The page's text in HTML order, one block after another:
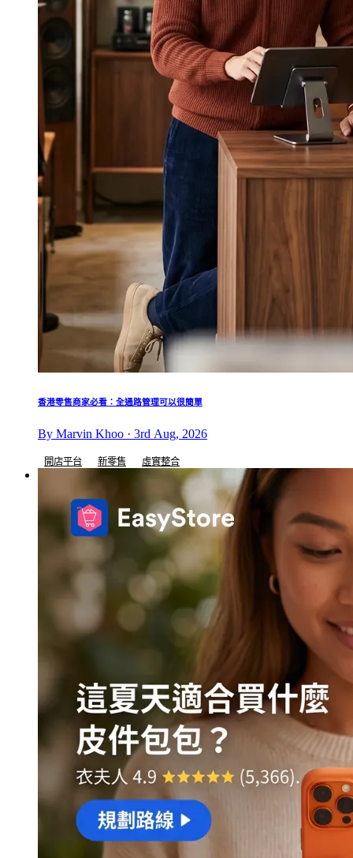
香港零售商家必看：全通路管理可以很簡單
By Marvin Khoo · 3rd Aug, 2026
開店平台 新零售 虛實整合